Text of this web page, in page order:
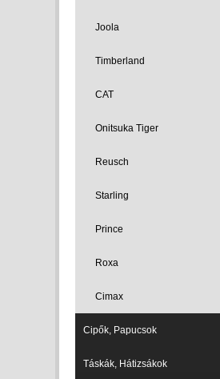
Joola
Timberland
CAT
Onitsuka Tiger
Reusch
Starling
Prince
Roxa
Cimax
Cipők, Papucsok
Táskák, Hátizsákok